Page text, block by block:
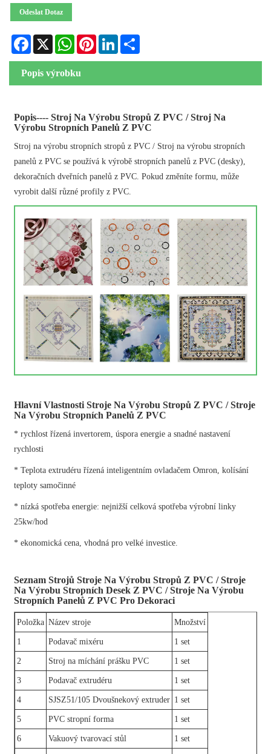
Odeslat Dotaz
Facebook
X WhatsAppPinterestLinkedIn
Popis výrobku
Popis---- Stroj Na Výrobu Stropů Z PVC / Stroj Na
Výrobu Stropních Panelů Z PVC
Stroj na výrobu stropních stropů z PVC / Stroj na výrobu stropních
panelů z PVC se používá k výrobě stropních panelů z PVC (desky),
dekoračních dveřních panelů z PVC. Pokud změníte formu, může
vyrobit další různé profily z PVC.
Hlavní Vlastnosti Stroje Na Výrobu Stropů Z PVC / Stroje
Na Výrobu Stropních Panelů Z PVC
* rychlost řízená invertorem, úspora energie a snadné nastavení
rychlosti
* Teplota extrudéru řízená inteligentním ovladačem Omron, kolísání
teploty samočinné
* nízká spotřeba energie: nejnižší celková spotřeba výrobní linky
25kw/hod
* ekonomická cena, vhodná pro velké investice.
Seznam Strojů Stroje Na Výrobu Stropů Z PVC / Stroje
Na Výrobu Stropních Desek Z PVC / Stroje Na Výrobu
Stropních Panelů Z PVC Pro Dekoraci
Položka Název stroje Množství
1 Podavač mixéru 1 set
2 Stroj na míchání prášku PVC 1 set
3 Podavač extrudéru 1 set
4 SJSZ51/105 Dvoušnekový extruder 1 set
5 PVC stropní forma 1 set
6 Vakuový tvarovací stůl 1 set